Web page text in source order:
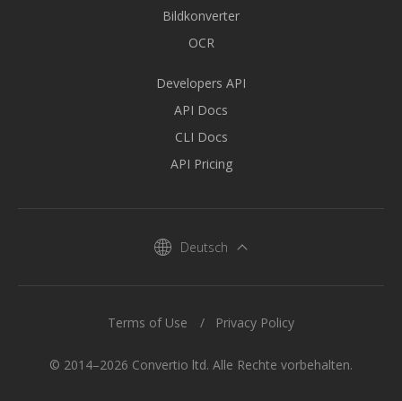
Bildkonverter
OCR
Developers API
API Docs
CLI Docs
API Pricing
Deutsch
© 2014–2026 Convertio ltd. Alle Rechte vorbehalten.
Terms of Use Privacy Policy